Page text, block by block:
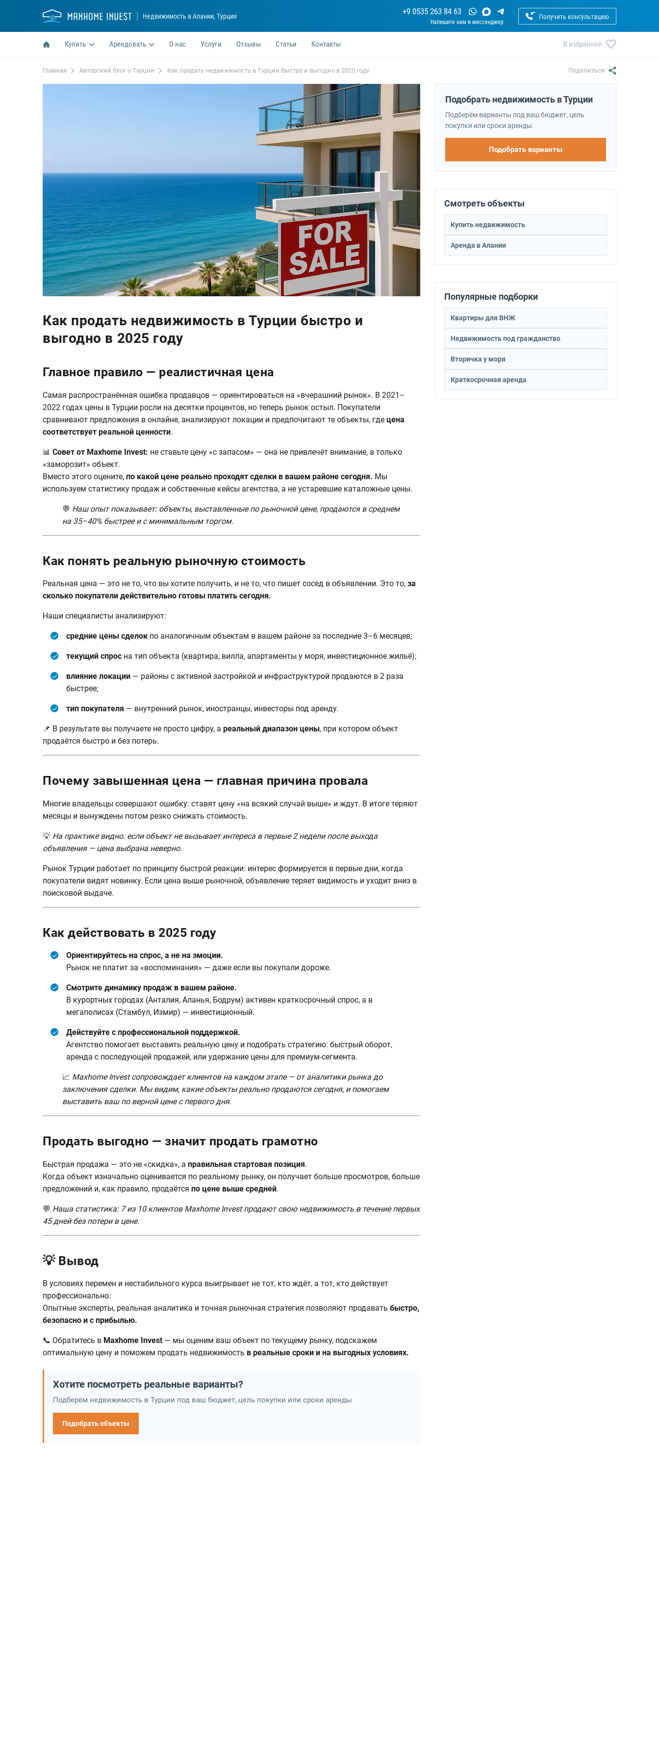
Недвижимость в Алании, Турция +9 0535 263 84 63
Получить консультацию
Купить Арендовать О нас Услуги Отзывы Статьи Контакты В избранное
Главная Авторский блог о Турции Как продать недвижимость в Турции быстро и выгодно в 2025 году Поделиться
Как продать недвижимость в Турции быстро и
выгодно в 2025 году
Главное правило — реалистичная цена
Самая распространённая ошибка продавцов — ориентироваться на «вчерашний рынок». В 2021–
2022 годах цены в Турции росли на десятки процентов, но теперь рынок остыл. Покупатели
сравнивают предложения в онлайне, анализируют локации и предпочитают те объекты, где цена
соответствует реальной ценности.
📊 Совет от Maxhome Invest: не ставьте цену «с запасом» — она не привлечёт внимание, а только
«заморозит» объект.
Вместо этого оцените, по какой цене реально проходят сделки в вашем районе сегодня. Мы
используем статистику продаж и собственные кейсы агентства, а не устаревшие каталожные цены.
💬 Наш опыт показывает: объекты, выставленные по рыночной цене, продаются в среднем
на 35–40% быстрее и с минимальным торгом.
Как понять реальную рыночную стоимость
Реальная цена — это не то, что вы хотите получить, и не то, что пишет сосед в объявлении. Это то, за
сколько покупатели действительно готовы платить сегодня.
Наши специалисты анализируют:
средние цены сделок по аналогичным объектам в вашем районе за последние 3–6 месяцев;
текущий спрос на тип объекта (квартира, вилла, апартаменты у моря, инвестиционное жильё);
влияние локации — районы с активной застройкой и инфраструктурой продаются в 2 раза
быстрее;
тип покупателя — внутренний рынок, иностранцы, инвесторы под аренду.
📌 В результате вы получаете не просто цифру, а реальный диапазон цены, при котором объект
продаётся быстро и без потерь.
Почему завышенная цена — главная причина провала
Многие владельцы совершают ошибку: ставят цену «на всякий случай выше» и ждут. В итоге теряют
месяцы и вынуждены потом резко снижать стоимость.
💡 На практике видно: если объект не вызывает интереса в первые 2 недели после выхода
объявления — цена выбрана неверно.
Рынок Турции работает по принципу быстрой реакции: интерес формируется в первые дни, когда
покупатели видят новинку. Если цена выше рыночной, объявление теряет видимость и уходит вниз в
поисковой выдаче.
Как действовать в 2025 году
Ориентируйтесь на спрос, а не на эмоции.
Рынок не платит за «воспоминания» — даже если вы покупали дороже.
Смотрите динамику продаж в вашем районе.
В курортных городах (Анталия, Аланья, Бодрум) активен краткосрочный спрос, а в
мегаполисах (Стамбул, Измир) — инвестиционный.
Действуйте с профессиональной поддержкой.
Агентство помогает выставить реальную цену и подобрать стратегию: быстрый оборот,
аренда с последующей продажей, или удержание цены для премиум-сегмента.
📈 Maxhome Invest сопровождает клиентов на каждом этапе — от аналитики рынка до
заключения сделки. Мы видим, какие объекты реально продаются сегодня, и помогаем
выставить ваш по верной цене с первого дня.
Продать выгодно — значит продать грамотно
Быстрая продажа — это не «скидка», а правильная стартовая позиция.
Когда объект изначально оценивается по реальному рынку, он получает больше просмотров, больше
предложений и, как правило, продаётся по цене выше средней.
💬 Наша статистика: 7 из 10 клиентов Maxhome Invest продают свою недвижимость в течение первых
45 дней без потери в цене.
💡 Вывод
В условиях перемен и нестабильного курса выигрывает не тот, кто ждёт, а тот, кто действует
профессионально.
Опытные эксперты, реальная аналитика и точная рыночная стратегия позволяют продавать быстро,
безопасно и с прибылью.
📞 Обратитесь в Maxhome Invest — мы оценим ваш объект по текущему рынку, подскажем
оптимальную цену и поможем продать недвижимость в реальные сроки и на выгодных условиях.
Хотите посмотреть реальные варианты?
Подберём недвижимость в Турции под ваш бюджет, цель покупки или сроки аренды
Подобрать объекты
Подобрать недвижимость в Турции
Подберём варианты под ваш бюджет, цель
покупки или сроки аренды.
Подобрать варианты
Смотреть объекты
Купить недвижимость
Аренда в Алании
Популярные подборки
Квартиры для ВНЖ
Недвижимость под гражданство
Вторичка у моря
Краткосрочная аренда